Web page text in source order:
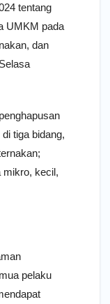
tentang
UMKM pada
dan
tiga bidang,
mikro, kecil,
pelaku